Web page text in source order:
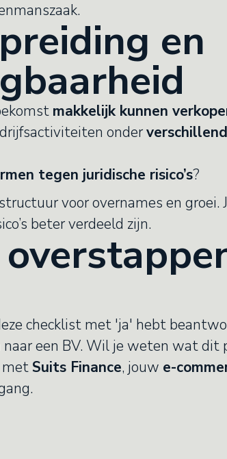
en
makkelijk kunnen
onder
tegen juridische risico’s?
voor overnames en groei.
beter verdeeld zijn.
checklist met 'ja' hebt
een BV. Wil je weten wat dit
metSuits Finance, jouw e-